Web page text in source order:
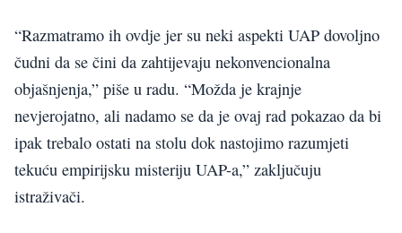
“Razmatramo ih ovdje jer su neki aspekti UAP dovoljno
čudni da se čini da zahtijevaju nekonvencionalna
objašnjenja,” piše u radu. “Možda je krajnje
nevjerojatno, ali nadamo se da je ovaj rad pokazao da bi
ipak trebalo ostati na stolu dok nastojimo razumjeti
tekuću empirijsku misteriju UAP-a,” zaključuju
istraživači.